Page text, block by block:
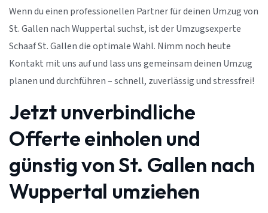
Wenn du einen professionellen Partner für deinen Umzug von
St. Gallen nach Wuppertal suchst, ist der Umzugsexperte
Schaaf St. Gallen die optimale Wahl. Nimm noch heute
Kontakt mit uns auf und lass uns gemeinsam deinen Umzug
planen und durchführen – schnell, zuverlässig und stressfrei!
Jetzt unverbindliche
Offerte einholen und
günstig von St. Gallen nach
Wuppertal umziehen